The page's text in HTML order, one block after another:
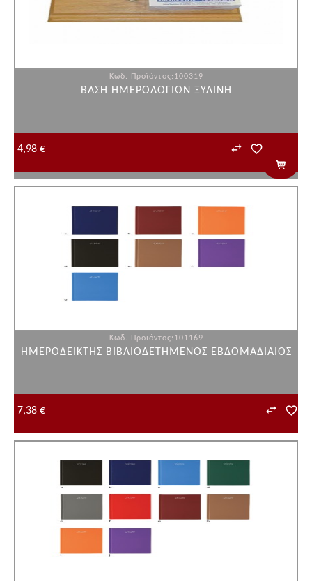
Κωδ. Προϊόντος:100319
ΒΑΣΗ ΗΜΕΡΟΛΟΓΙΩΝ ΞΥΛΙΝΗ
4,98 €
Κωδ. Προϊόντος:101169
ΗΜΕΡΟΔΕΙΚΤΗΣ ΒΙΒΛΙΟΔΕΤΗΜΕΝΟΣ ΕΒΔΟΜΑΔΙΑΙΟΣ
7,38 €